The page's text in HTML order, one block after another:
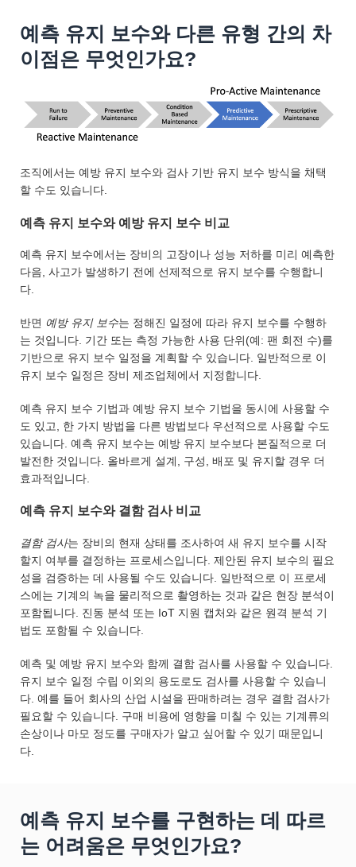
예측 유지 보수와 다른 유형 간의 차
이점은 무엇인가요?
조직에서는 예방 유지 보수와 검사 기반 유지 보수 방식을 채택
할 수도 있습니다.
예측 유지 보수와 예방 유지 보수 비교
예측 유지 보수에서는 장비의 고장이나 성능 저하를 미리 예측한
다음, 사고가 발생하기 전에 선제적으로 유지 보수를 수행합니
다.
반면 예방 유지 보수는 정해진 일정에 따라 유지 보수를 수행하
는 것입니다. 기간 또는 측정 가능한 사용 단위(예: 팬 회전 수)를
기반으로 유지 보수 일정을 계획할 수 있습니다. 일반적으로 이
유지 보수 일정은 장비 제조업체에서 지정합니다.
예측 유지 보수 기법과 예방 유지 보수 기법을 동시에 사용할 수
도 있고, 한 가지 방법을 다른 방법보다 우선적으로 사용할 수도
있습니다. 예측 유지 보수는 예방 유지 보수보다 본질적으로 더
발전한 것입니다. 올바르게 설계, 구성, 배포 및 유지할 경우 더
효과적입니다.
예측 유지 보수와 결함 검사 비교
결함 검사는 장비의 현재 상태를 조사하여 새 유지 보수를 시작
할지 여부를 결정하는 프로세스입니다. 제안된 유지 보수의 필요
성을 검증하는 데 사용될 수도 있습니다. 일반적으로 이 프로세
스에는 기계의 녹을 물리적으로 촬영하는 것과 같은 현장 분석이
포함됩니다. 진동 분석 또는 IoT 지원 캡처와 같은 원격 분석 기
법도 포함될 수 있습니다.
예측 및 예방 유지 보수와 함께 결함 검사를 사용할 수 있습니다.
유지 보수 일정 수립 이외의 용도로도 검사를 사용할 수 있습니
다. 예를 들어 회사의 산업 시설을 판매하려는 경우 결함 검사가
필요할 수 있습니다. 구매 비용에 영향을 미칠 수 있는 기계류의
손상이나 마모 정도를 구매자가 알고 싶어할 수 있기 때문입니
다.
예측 유지 보수를 구현하는 데 따르
는 어려움은 무엇인가요?